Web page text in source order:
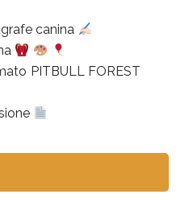
canina
PITBULL FOREST